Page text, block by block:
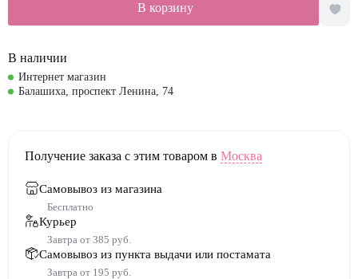
В корзину
В наличии
Интернет магазин
Балашиха, проспект Ленина, 74
Получение заказа с этим товаром в Москва
Самовывоз из магазина
Бесплатно
Курьер
Завтра от 385 руб.
Самовывоз из пункта выдачи или постамата
Завтра от 195 руб.